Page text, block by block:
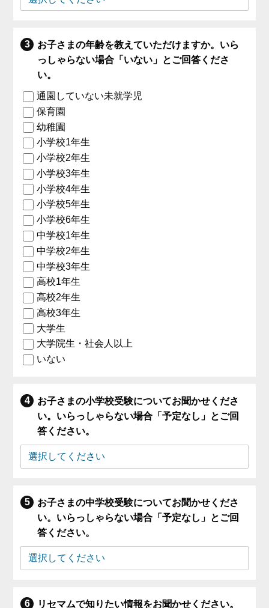
お子さまの年齢を教えていただけますか。いら
っしゃらない場合「いない」とご回答くださ
い。
通園していない未就学児
保育園
幼稚園
小学校1年生
小学校2年生
小学校3年生
小学校4年生
小学校5年生
小学校6年生
中学校1年生
中学校2年生
中学校3年生
高校1年生
高校2年生
高校3年生
大学生
大学院生・社会人以上
いない
お子さまの小学校受験についてお聞かせくださ
い。いらっしゃらない場合「予定なし」とご回
答ください。
お子さまの中学校受験についてお聞かせくださ
い。いらっしゃらない場合「予定なし」とご回
答ください。
リセマムで知りたい情報をお聞かせください。